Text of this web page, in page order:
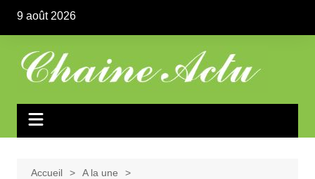
contenu
9 août 2026
Accueil
A la une